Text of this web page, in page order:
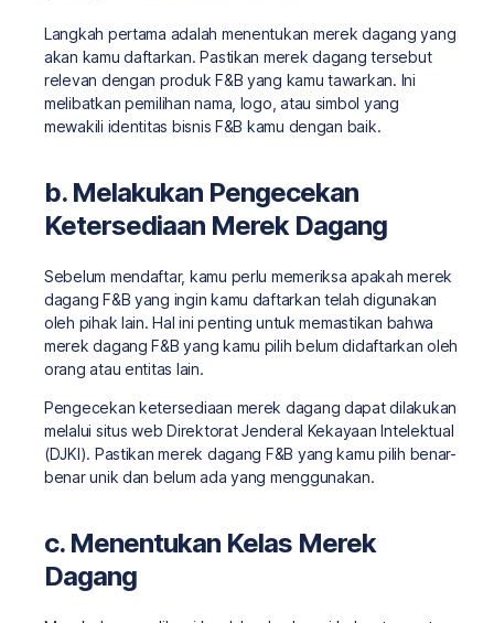
Langkah pertama adalah menentukan merek dagang yang
akan kamu daftarkan. Pastikan merek dagang tersebut
relevan dengan produk F&B yang kamu tawarkan. Ini
melibatkan pemilihan nama, logo, atau simbol yang
mewakili identitas bisnis F&B kamu dengan baik.
b. Melakukan Pengecekan
Ketersediaan Merek Dagang
Sebelum mendaftar, kamu perlu memeriksa apakah merek
dagang F&B yang ingin kamu daftarkan telah digunakan
oleh pihak lain. Hal ini penting untuk memastikan bahwa
merek dagang F&B yang kamu pilih belum didaftarkan oleh
orang atau entitas lain.
Pengecekan ketersediaan merek dagang dapat dilakukan
melalui situs web Direktorat Jenderal Kekayaan Intelektual
(DJKI). Pastikan merek dagang F&B yang kamu pilih benar-
benar unik dan belum ada yang menggunakan.
c. Menentukan Kelas Merek
Dagang